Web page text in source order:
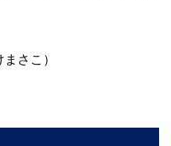
さこ）